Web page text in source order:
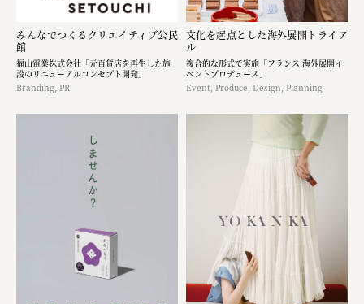
みんなでつくるクリエイティブ公民
館
福山電業株式会社「元百貨店を再生した施
設のリニューアルコンセプト開発」
Branding, PR
文化を起点とした海外展開トライア
ル
複合的な形式で実施「フランス 海外展開イ
ベントプロデュース」
Event, Produce, Design, Planning